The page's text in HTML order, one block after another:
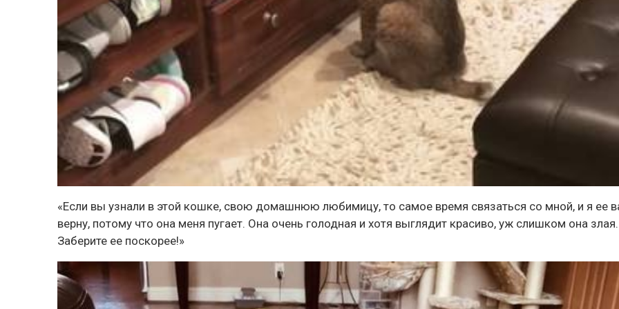
«Если вы узнали в этой кошке, свою домашнюю любимицу, то самое время связаться со мной, и я ее
верну, потому что она меня пугает. Она очень голодная и хотя выглядит красиво, уж слишком она злая.
Заберите ее поскорее!»